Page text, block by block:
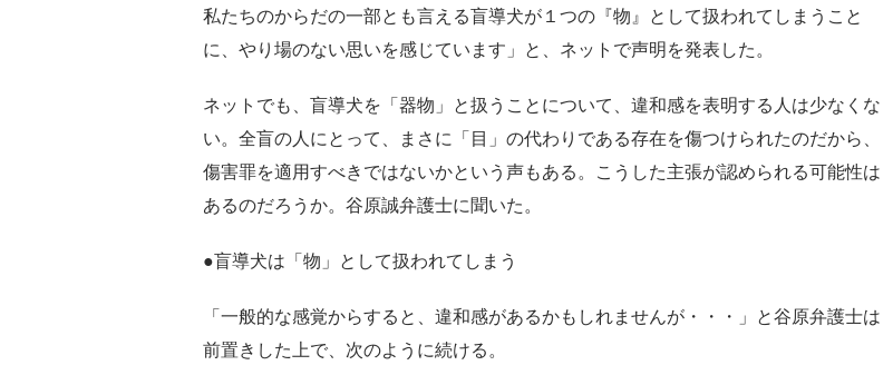
私たちのからだの一部とも言える盲導犬が１つの『物』として扱われてしまうこと
に、やり場のない思いを感じています」と、ネットで声明を発表した。
ネットでも、盲導犬を「器物」と扱うことについて、違和感を表明する人は少なくな
い。全盲の人にとって、まさに「目」の代わりである存在を傷つけられたのだから、
傷害罪を適用すべきではないかという声もある。こうした主張が認められる可能性は
あるのだろうか。谷原誠弁護士に聞いた。
●盲導犬は「物」として扱われてしまう
「一般的な感覚からすると、違和感があるかもしれませんが・・・」と谷原弁護士は
前置きした上で、次のように続ける。